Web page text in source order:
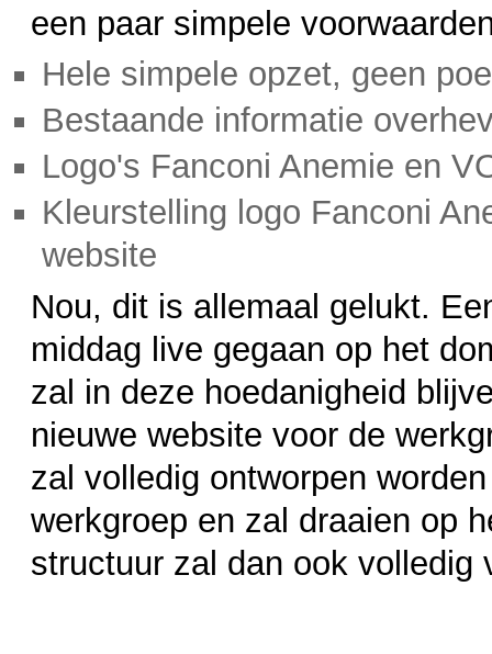
een paar simpele
Hele simpele opzet, geen
Bestaande informatie
Logo's Fanconi Anemie en
Kleurstelling logo Fanconi
website
Nou, dit is allemaal gelukt.
middag live gegaan op het
zal in deze hoedanigheid
nieuwe website voor de
zal volledig ontworpen
werkgroep en zal draaien op
structuur zal dan ook volledig